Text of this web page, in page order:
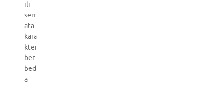
ili
sem
ata
kara
kter
ber
bed
a